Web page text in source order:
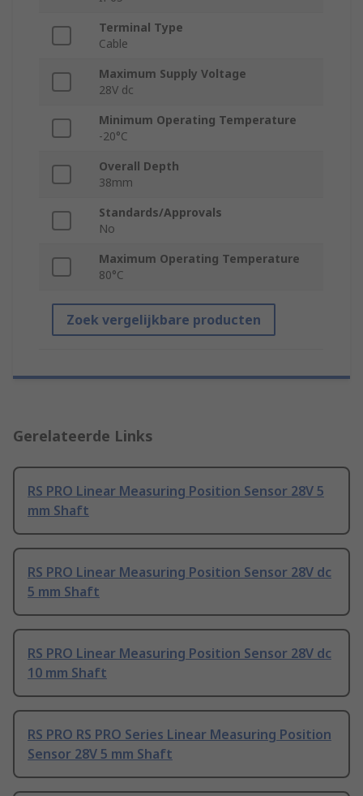
Terminal Type
Cable
Maximum Supply Voltage
28V dc
Minimum Operating Temperature
-20°C
Overall Depth
38mm
Standards/Approvals
No
Maximum Operating Temperature
80°C
Zoek vergelijkbare producten
Gerelateerde Links
RS PRO Linear Measuring Position Sensor 28V 5
mm Shaft
RS PRO Linear Measuring Position Sensor 28V dc
5 mm Shaft
RS PRO Linear Measuring Position Sensor 28V dc
10 mm Shaft
RS PRO RS PRO Series Linear Measuring Position
Sensor 28V 5 mm Shaft